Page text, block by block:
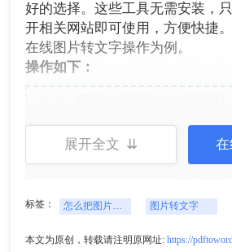
好的选择。这些工具无需安装，
开相关网站即可使用，方便快捷
在线图片转文字操作为例。
操作如下：
转换界面。
展开全文 ⇊
标签： 怎么把图片上的字转换成文字 图片转文字
本文为原创，转载请注明原网址: https://